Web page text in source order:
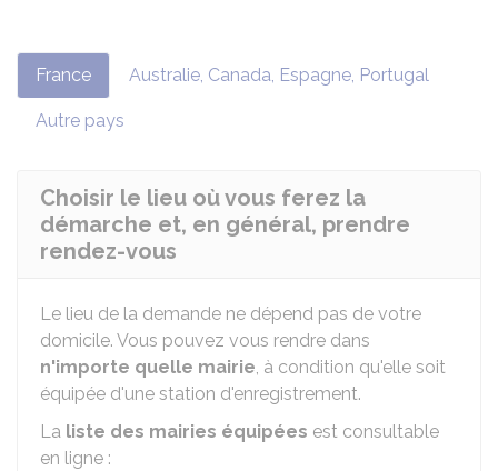
France Australie, Canada, Espagne, Portugal
Autre pays
Choisir le lieu où vous ferez la
démarche et, en général, prendre
rendez-vous
Le lieu de la demande ne dépend pas de votre
domicile. Vous pouvez vous rendre dans
n'importe quelle mairie, à condition qu'elle soit
équipée d'une station d'enregistrement.
La liste des mairies équipées est consultable
en ligne :